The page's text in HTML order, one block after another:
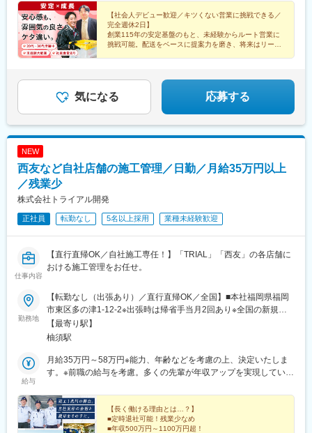
【社会人デビュー歓迎／キツくない営業に挑戦できる／
完全週休2日】
創業115年の安定基盤のもと、未経験からルート営業に
挑戦可能。配送をベースに提案力を磨き、将来はリーダ
気になる 応募する
NEW
西友など自社店舗の施工管理／日勤／月給35万円以上
／残業少
株式会社トライアル開発
正社員 転勤なし 5名以上採用 業種未経験歓迎
仕事内容
【直行直帰OK／自社施工専任！】「TRIAL」「西友」の各店舗に
おける施工管理をお任せ。
勤務地
【転勤なし（出張あり）／直行直帰OK／全国】■本社福岡県福岡
市東区多の津1-12-2※出張時は帰省手当月2回あり※全国の新規出
店・改装プロジェクトへ出張の予定あり※受動喫煙対策：オフィス
内禁煙
【最寄り駅】
柚須駅
給与
月給35万円～58万円※能力、年齢などを考慮の上、決定いたしま
す。※前職の給与を考慮。多くの先輩が年収アップを実現していま
続中です！＼こんな風に年収が上がっていきます！／▼年収700
万円（2級施工管理技士保有者／月給45万円）▼年収800万円（1
級施工管理技士保有者／月給50万円▼年収1100万円以上（部長）
【長く働ける理由とは…？】
■定時退社可能！残業少なめ
■年収500万円～1100万円超！